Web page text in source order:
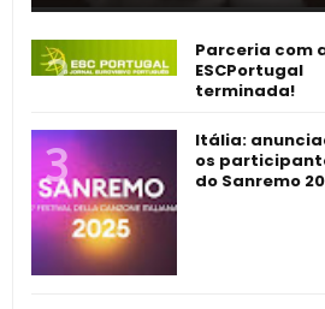
Parceria com
ESCPortugal
terminada!
Itália:
os
do Sanremo